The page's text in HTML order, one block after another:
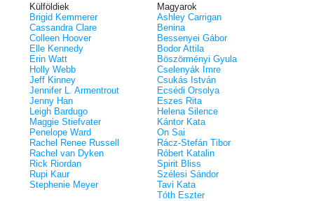
Külföldiek
Brigid Kemmerer
Cassandra Clare
Colleen Hoover
Elle Kennedy
Erin Watt
Holly Webb
Jeff Kinney
Jennifer L. Armentrout
Jenny Han
Leigh Bardugo
Maggie Stiefvater
Penelope Ward
Rachel Renee Russell
Rachel van Dyken
Rick Riordan
Rupi Kaur
Stephenie Meyer
Magyarok
Ashley Carrigan
Benina
Bessenyei Gábor
Bodor Attila
Böszörményi Gyula
Cselenyák Imre
Csukás István
Ecsédi Orsolya
Eszes Rita
Helena Silence
Kántor Kata
On Sai
Rácz-Stefán Tibor
Róbert Katalin
Spirit Bliss
Szélesi Sándor
Tavi Kata
Tóth Eszter